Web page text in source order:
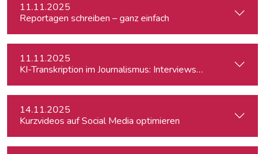
11.11.2025
Reportagen schreiben – ganz einfach
11.11.2025
KI-Transkription im Journalismus: Interviews &
14.11.2025
Kurzvideos auf Social Media optimieren